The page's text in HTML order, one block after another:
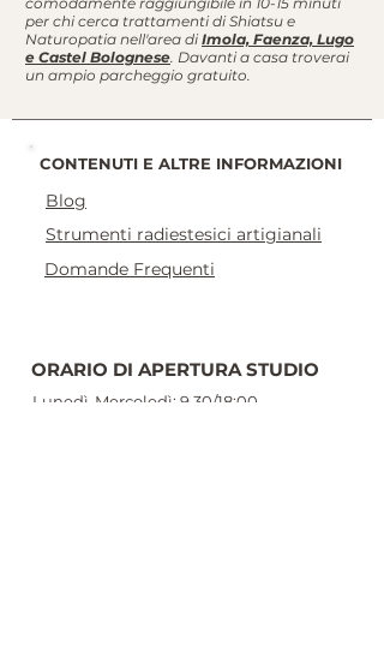
per chi cerca trattamenti di Shiatsu e
Naturopatia nell'area diImola, Faenza, Lugo
e Castel Bolognese . Davanti a casa troverai
un ampio parcheggio gratuito.
CONTENUTI E ALTRE INFORMAZIONI
Blog
Strumenti radiestesici artigianali
Domande Frequenti
ORARIO DI APERTURA STUDIO
Lunedì-Mercoledì: 9.30/18:00